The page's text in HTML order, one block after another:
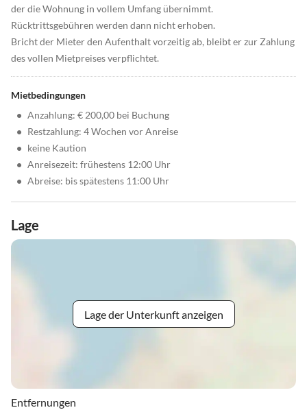
der die Wohnung in vollem Umfang übernimmt.
Rücktrittsgebühren werden dann nicht erhoben.
Bricht der Mieter den Aufenthalt vorzeitig ab, bleibt er zur Zahlung
des vollen Mietpreises verpflichtet.
Mietbedingungen
• Anzahlung: € 200,00 bei Buchung
• Restzahlung: 4 Wochen vor Anreise
• keine Kaution
• Anreisezeit: frühestens 12:00 Uhr
• Abreise: bis spätestens 11:00 Uhr
Lage
Lage der Unterkunft anzeigen
Entfernungen